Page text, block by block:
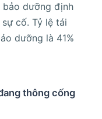
dưỡng định
cố. Tỷ lệ tái
dưỡng là 41%
thông cống